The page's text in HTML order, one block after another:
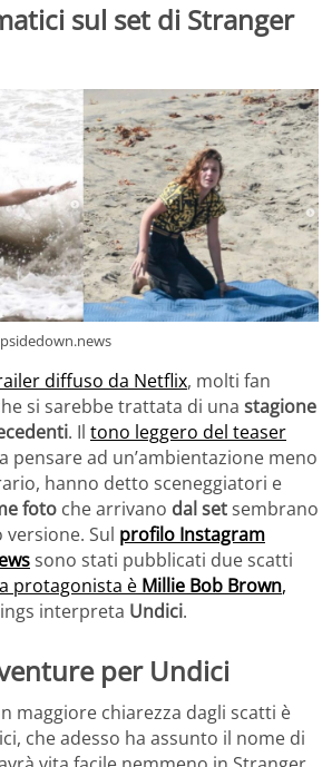
sul set di Stranger
diffuso da Netflix, molti fan
si sarebbe trattata di una stagione
. Il tono leggero del teaser
pensare ad un’ambientazione meno
hanno detto sceneggiatori e
foto che arrivano dal setsembrano
Sul profilo Instagram
sono stati pubblicati due scatti
protagonista è Millie Bob Brown,
interpreta Undici.
per Undici
maggiore chiarezza dagli scatti è
che adesso ha assunto il nome di